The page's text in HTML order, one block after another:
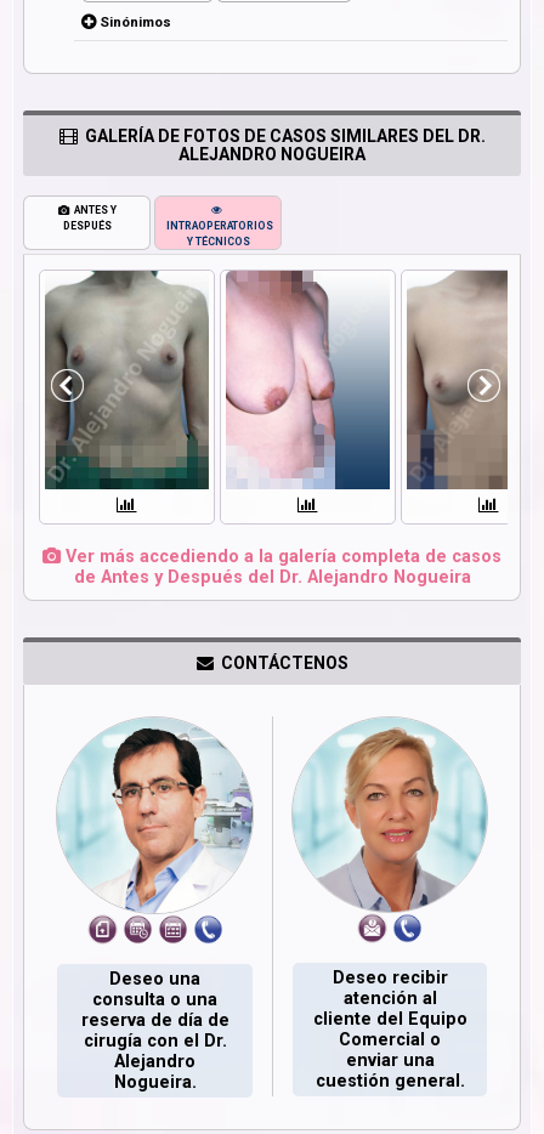
Sinónimos
GALERÍA DE FOTOS DE CASOS SIMILARES DEL DR.
ALEJANDRO NOGUEIRA
ANTES Y
DESPUÉS
INTRAOPERATORIOS
Y TÉCNICOS
Ver más accediendo a la galería completa de casos
de Antes y Después del Dr. Alejandro Nogueira
CONTÁCTENOS
Deseo una
consulta o una
reserva de día de
cirugía con el Dr.
Alejandro
Nogueira.
Deseo recibir
atención al
cliente del Equipo
Comercial o
enviar una
cuestión general.